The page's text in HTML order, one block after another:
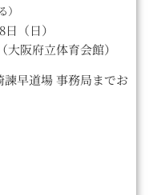
（日）
大阪府立体育会館）
早道場 事務局までお